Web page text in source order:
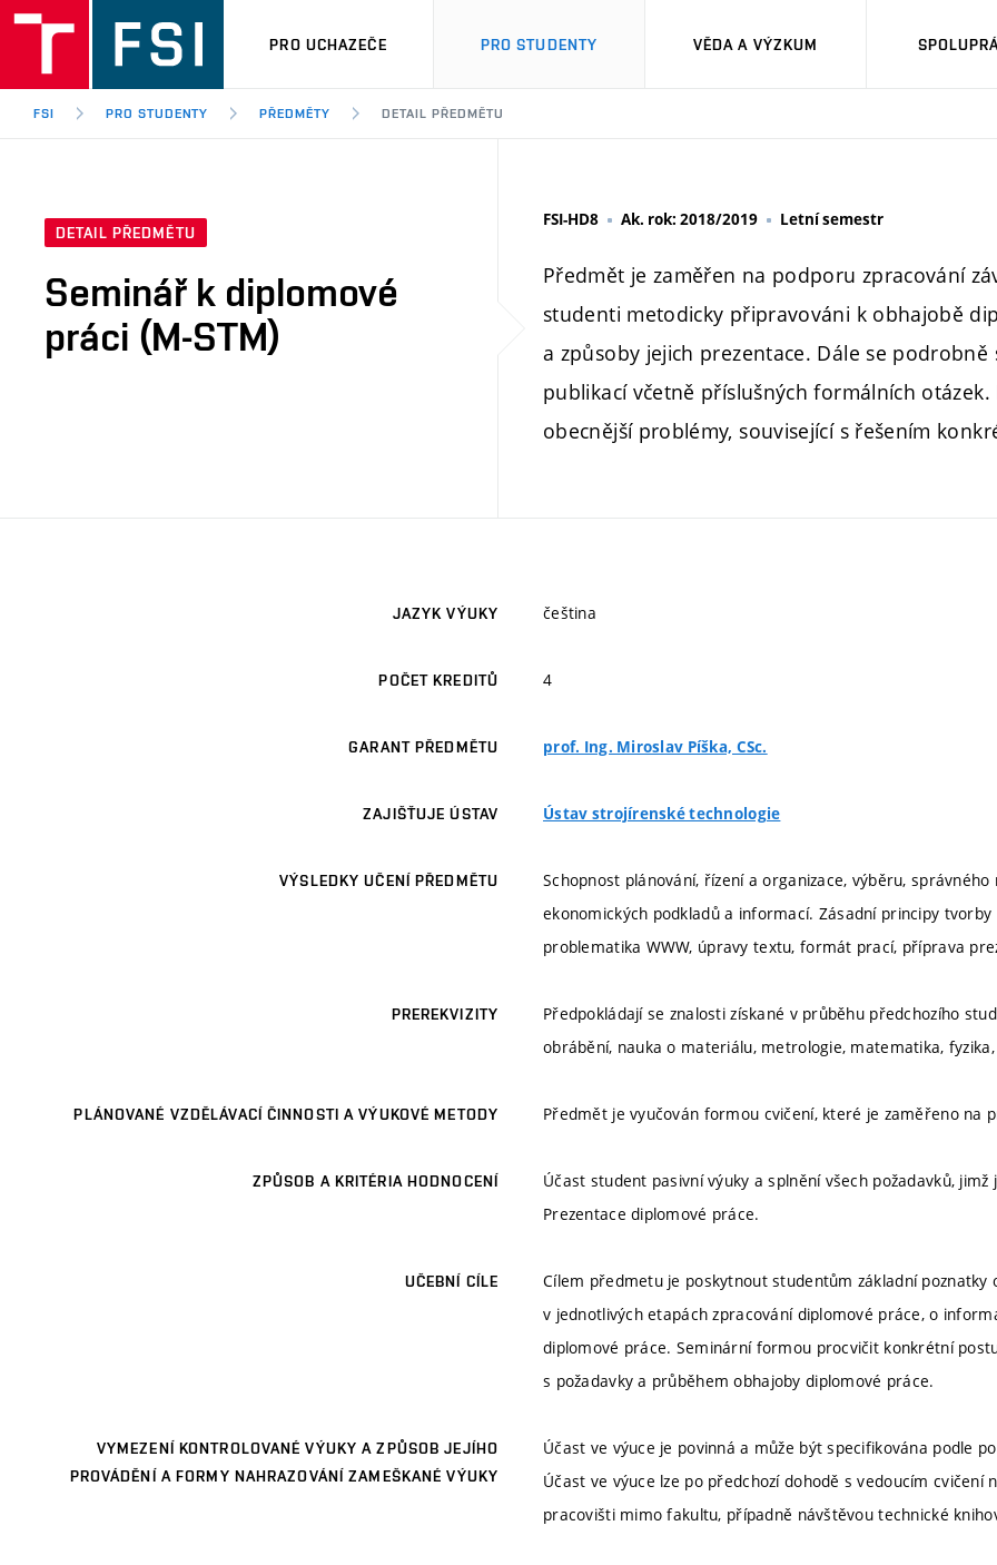
PRO UCHAZEČE PRO STUDENTY VĚDA A VÝZKUM
FSI PRO STUDENTY PŘEDMĚTY DETAIL PŘEDMĚTU
DETAIL PŘEDMĚTU
Seminář k diplomové
práci (M-STM)
FSI-HD8 Ak. rok: 2018/2019 Letní semestr
Předmět je zaměřen na podporu zpracování
studenti metodicky připravováni k obhajobě
a způsoby jejich prezentace. Dále se
publikací včetně příslušných formálních
obecnější problémy, související s řešením
JAZYK VÝUKY čeština
POČET KREDITŮ 4
GARANT PŘEDMĚTU prof. Ing. Miroslav Píška, CSc.
ZAJIŠŤUJE ÚSTAV Ústav strojírenské technologie
VÝSLEDKY UČENÍ PŘEDMĚTU
Schopnost plánování, řízení a organizace, výběru,
ekonomických podkladů a informací. Zásadní principy
problematika WWW, úpravy textu, formát prací, příprava
PREREKVIZITY
Předpokládají se znalosti získané v průběhu předchozího
obrábění, nauka o materiálu, metrologie, matematika,
PLÁNOVANÉ VZDĚLÁVACÍ ČINNOSTI A VÝUKOVÉ METODY Předmět je vyučován formou cvičení, které je zaměřeno na
ZPŮSOB A KRITÉRIA HODNOCENÍ
Účast student pasivní výuky a splnění všech požadavků,
Prezentace diplomové práce.
UČEBNÍ CÍLE
Cílem předmetu je poskytnout studentům základní
v jednotlivých etapách zpracování diplomové práce, o
diplomové práce. Seminární formou procvičit konkrétní
s požadavky a průběhem obhajoby diplomové práce.
VYMEZENÍ KONTROLOVANÉ VÝUKY A ZPŮSOB JEJÍHO
PROVÁDĚNÍ A FORMY NAHRAZOVÁNÍ ZAMEŠKANÉ VÝUKY
Účast ve výuce je povinná a může být specifikována podle
Účast ve výuce lze po předchozí dohodě s vedoucím
pracovišti mimo fakultu, případně návštěvou technické